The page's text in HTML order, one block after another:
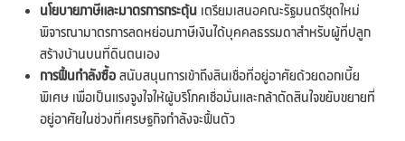
นโยบายภาษีและมาตรการกระตุ้น เตรียมเสนอคณะรัฐมนตรีชุดใหม่
พิจารณามาตรการลดหย่อนภาษีเงินได้บุคคลธรรมดาสำหรับผู้ที่ปลูก
สร้างบ้านบนที่ดินตนเอง
การฟื้นกำลังซื้อ สนับสนุนการเข้าถึงสินเชื่อที่อยู่อาศัยด้วยดอกเบี้ย
พิเศษ เพื่อเป็นแรงจูงใจให้ผู้บริโภคเชื่อมั่นและกล้าตัดสินใจขยับขยายที่
อยู่อาศัยในช่วงที่เศรษฐกิจกำลังจะฟื้นตัว